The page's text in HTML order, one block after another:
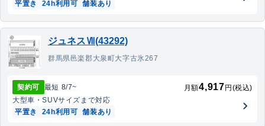
平置き
24h利用可 舗装あり
ジュネスⅦ(43292)
群馬県邑楽郡大泉町大字古氷267
契約可 最短 8/7~ 月額4,917 円(税込)
大型車・SUVサイズまで対応
平置き
24h利用可 舗装あり